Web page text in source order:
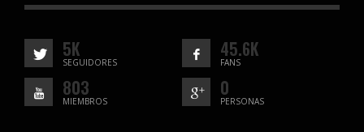
5K
SEGUIDORES
45.6K
FANS
803
MIEMBROS
0
PERSONAS